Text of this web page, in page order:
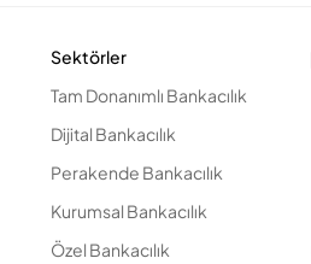
Sektörler
Tam Donanımlı Bankacılık
Dijital Bankacılık
Perakende Bankacılık
Kurumsal Bankacılık
Özel Bankacılık